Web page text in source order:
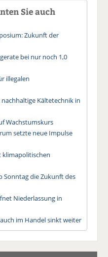
Sie auch
Zukunft der
bei nur noch 1,0
illegalen
Kältetechnik in
Wachstumskurs
setzte neue Impulse
klimapolitischen
Sonntag die Zukunft des
Niederlassung in
im Handel sinkt weiter